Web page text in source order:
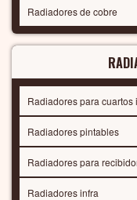
Radiadores de cobre
Radiadores para cuartos
Radiadores pintables
Radiadores para
Radiadores infra